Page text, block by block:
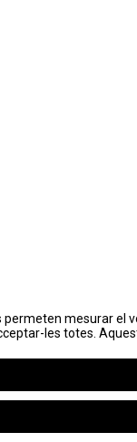
mesurar el
les totes.
mesurar el
les totes.